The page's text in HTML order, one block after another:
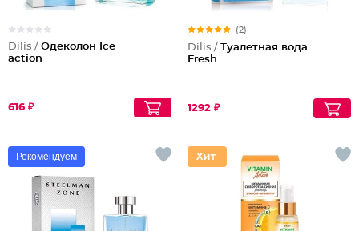
Dilis / Одеколон Ice
action
616 ₽
(2)
Dilis / Туалетная вода
Fresh
1292 ₽
Рекомендуем